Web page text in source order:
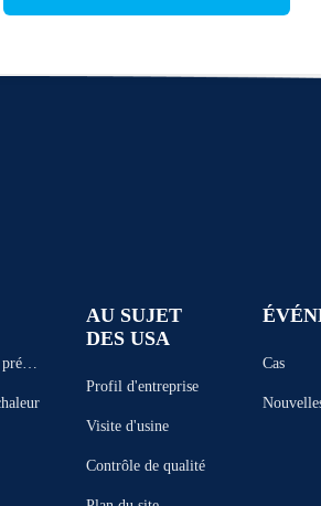
AU SUJET
DES USA
Profil d'entreprise
Visite d'usine
Contrôle de qualité
Cas